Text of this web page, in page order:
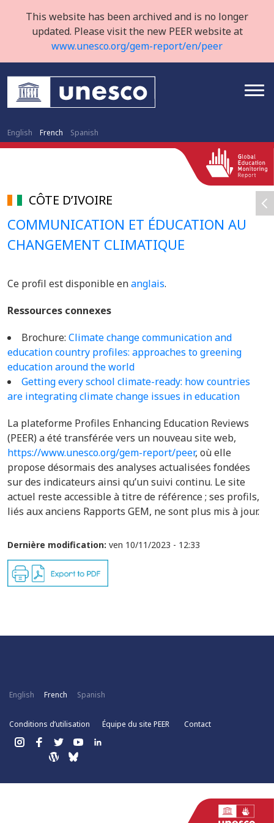
This website has been archived and is no longer
updated. Please visit the new PEER website at
www.unesco.org/gem-report/en/peer
English French Spanish
CÔTE D’IVOIRE
COMMUNICATION ET ÉDUCATION AU
CHANGEMENT CLIMATIQUE
Ce profil est disponible enanglais.
Ressources connexes
Brochure: Climate change communication and
education country profiles: approaches to greening
education around the world
Getting every school climate-ready: how countries
are integrating climate change issues in education
La plateforme Profiles Enhancing Education Reviews
(PEER) a été transférée vers un nouveau site web,
https://www.unesco.org/gem-report/peer, où elle
propose désormais des analyses actualisées fondées
sur des indicateurs ainsi qu’un suivi continu. Le site
actuel reste accessible à titre de référence ; ses profils,
liés aux anciens Rapports GEM, ne sont plus mis à jour.
Dernière modification: ven 10/11/2023 - 12:33
English French Spanish
Conditions d’utilisation Équipe du site PEER Contact